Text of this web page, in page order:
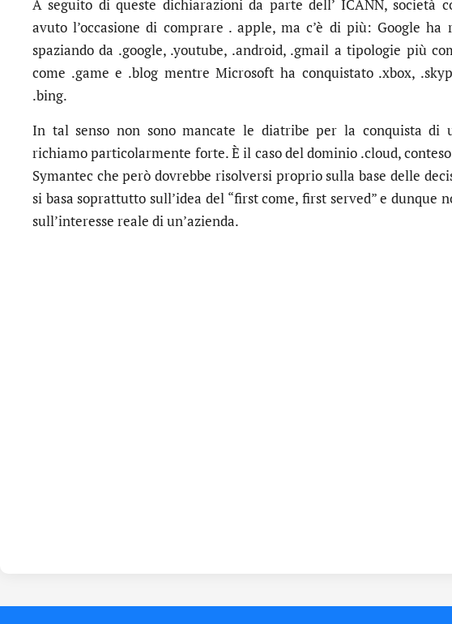
A seguito di queste dichiarazioni da parte dell’ ICANN, società
avuto l’occasione di comprare . apple, ma c’è di più: Google ha
spaziando da .google, .youtube, .android, .gmail a tipologie più
come .game e .blog mentre Microsoft ha conquistato .xbox,
.bing.
In tal senso non sono mancate le diatribe per la conquista di
richiamo particolarmente forte. È il caso del dominio .cloud,
Symantec che però dovrebbe risolversi proprio sulla base delle
si basa soprattutto sull’idea del “first come, first served” e dunque
sull’interesse reale di un’azienda.